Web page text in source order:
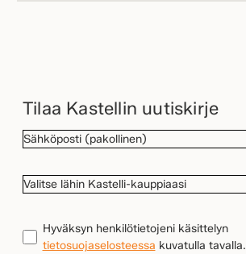
Tilaa Kastellin uutiskirje
SÄHKÖPOSTI(Pakollinen)
VALITSE
KAUPPIAASI
TIETOSUOJA(Pakollinen)
Hyväksyn henkilötietojeni käsittelyn
tietosuojaselosteessa kuvatulla tavalla.